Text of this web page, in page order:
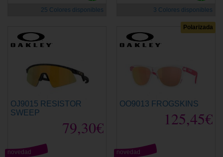
25 Colores disponibles
3 Colores disponibles
OJ9015 RESISTOR
SWEEP
79,30€
novedad
Polarizada
OO9013 FROGSKINS
125,45€
novedad